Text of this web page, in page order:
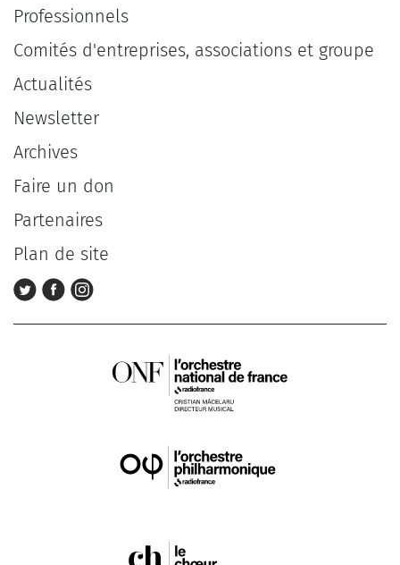
Professionnels
Comités d'entreprises, associations et groupe
Actualités
Newsletter
Archives
Faire un don
Partenaires
Plan de site